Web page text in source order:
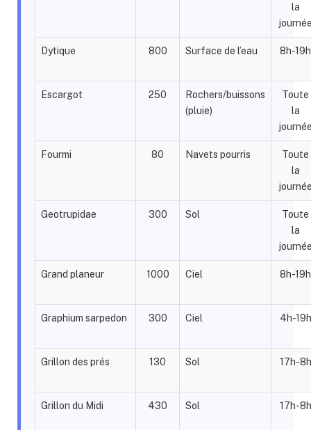
la
Dytique 800 Surface de l’eau 8h-19h
Escargot 250
Rochers/buissons
(pluie)
Toute
la
Fourmi 80 Navets pourris
Toute
la
Geotrupidae 300 Sol
Toute
la
Grand planeur 1000 Ciel 8h-19h
Graphium sarpedon 300 Ciel 4h-19h
Grillon des prés 130 Sol 17h-8h
Grillon du Midi 430 Sol 17h-8h